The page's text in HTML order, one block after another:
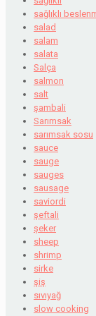
sağlıklı
salad
salam
salata
Salça
salmon
salt
şambali
Sarımsak
sarımsak sosu
sauce
sauge
sauges
sausage
saviordi
şeftali
şeker
sheep
shrimp
sirke
şiş
sıvıyağ
slow cooking